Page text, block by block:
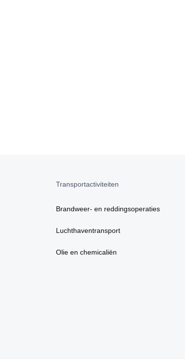
Transportactiviteiten
Brandweer- en reddingsoperaties
Luchthaventransport
Olie en chemicaliën